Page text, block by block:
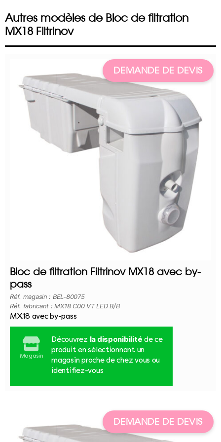
Autres modèles de Bloc de filtration
MX18 Filtrinov
Bloc de filtration Filtrinov MX18 avec by-
pass
DEMANDE DE DEVIS
Réf. magasin : BEL-80075
Réf. fabricant : MX18 C00 VT LED B/B
MX18 avec by-pass
Magasin
Découvrez la disponibilité de ce
produit en sélectionnant un
magasin proche de chez vous ou
identifiez-vous
DEMANDE DE DEVIS